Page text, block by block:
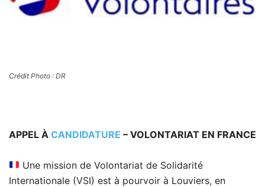
Crédit Photo : DR
APPEL À CANDIDATURE – VOLONTARIAT EN FRANCE
Une mission de Volontariat de Solidarité
Internationale (VSI) est à pourvoir à Louviers, en